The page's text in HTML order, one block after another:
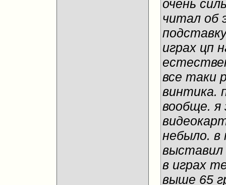
очень
читал об
играх цп
все таки
винтика.
вообще. я
небыло. в
выставил
в играх
выше 65